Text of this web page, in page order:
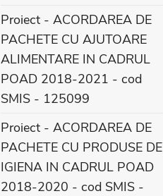
Proiect - ACORDAREA DE
PACHETE CU AJUTOARE
ALIMENTARE IN CADRUL
POAD 2018-2021 - cod
SMIS - 125099
Proiect - ACORDAREA DE
PACHETE CU PRODUSE DE
IGIENA IN CADRUL POAD
2018-2020 - cod SMIS -